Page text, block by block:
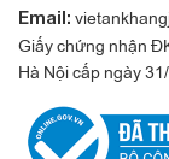
Email:
Giấy chứng nhận
Hà Nội cấp ngày